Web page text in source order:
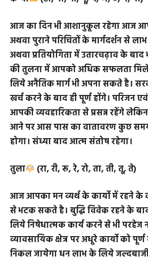
कन्या (टो, पा, पी, पू, ष, ण, ठ, पे, पो)
आज का दिन भी आशानुकूल रहेगा आज
अथवा पुराने परिचितों के मार्गदर्शन से लाभ
अथवा प्रतियोगिता में उतारचढ़ाव के बाद
की तुलना में आपको अधिक सफलता
लिये अनैतिक मार्ग भी अपना सकते है।
खर्च करने के बाद ही पूर्ण होंगे। परिजन
आपकी व्यवहारिकता से प्रसन्न रहेंगे लेकिन
आने पर आस पास का वातावरण कुछ समय
होगा। संध्या बाद आत्म संतोष रहेगा।
तुला (रा, री, रू, रे, रो, ता, ती, तू, ते)
आज आपका मन व्यर्थ के कार्यो में रहने के
से भटक सकते है। बुद्धि विवेक रहने के बाद